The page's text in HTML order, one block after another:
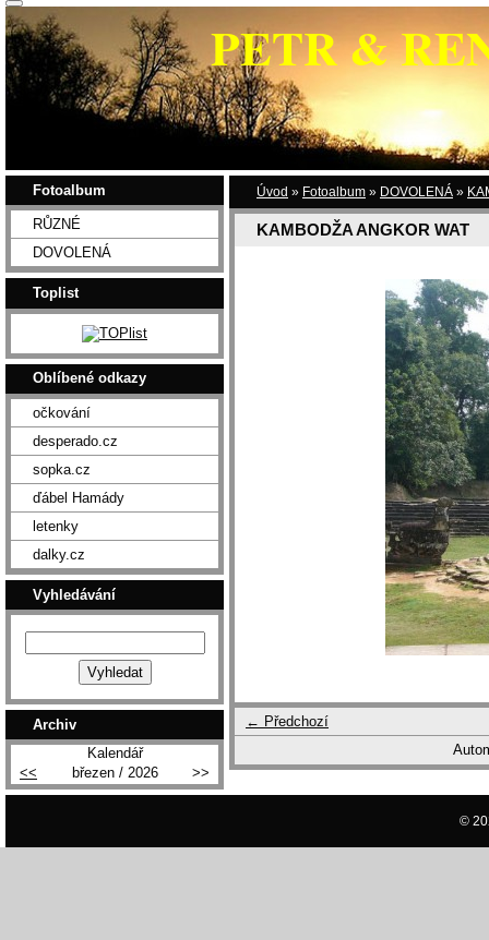
PETR &
Úvod » Fotoalbum » DOVOLENÁ »
KAMBODŽA ANGKOR WAT
← Předchozí
Fotoalbum
RŮZNÉ
DOVOLENÁ
Toplist
Oblíbené odkazy
očkování
desperado.cz
sopka.cz
ďábel Hamády
letenky
dalky.cz
Vyhledávání
Archiv
Kalendář
<<
březen / 2026 >>
©